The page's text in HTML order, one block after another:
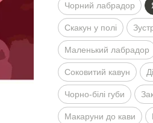
Чорний лабрадор
Скакун у полi
Маленький лабрадор
Соковитий кавун
Чорно-бiлi губи
Макаруни до кави